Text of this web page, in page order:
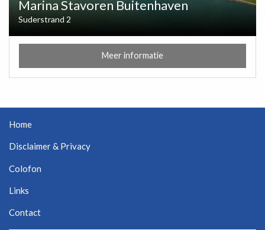
Marina Stavoren Buitenhaven
Suderstrand 2
Meer informatie
Home
Disclaimer & Privacy
Colofon
Links
Contact